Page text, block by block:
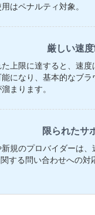
はペナルティ対象。
厳しい速
上限に達すると、速
になり、基本的なブ
まります。
限られたサ
規のプロバイダーは、
する問い合わせへの対